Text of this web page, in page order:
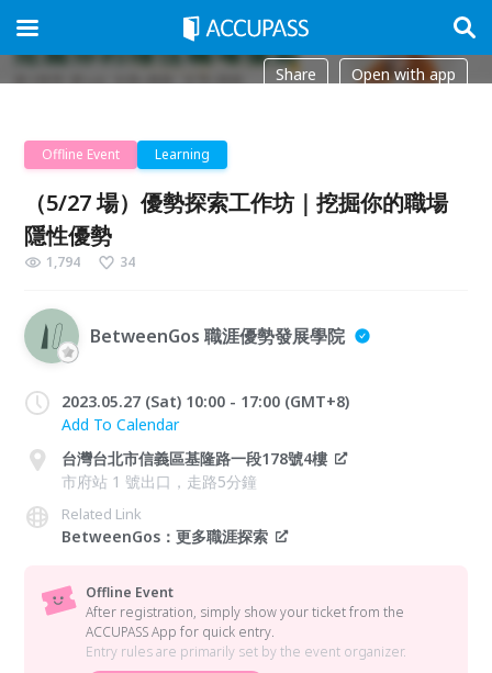
Share Open with app
Offline Event Learning
（5/27 場）優勢探索工作坊｜挖掘你的職場
隱性優勢
1,794 34
BetweenGos 職涯優勢發展學院
2023.05.27 (Sat) 10:00 - 17:00 (GMT+8)
Add To Calendar
台灣台北市信義區基隆路一段178號4樓
市府站 1 號出口，走路5分鐘
Related Link
BetweenGos：更多職涯探索
Offline Event
After registration, simply show your ticket from the
ACCUPASS App for quick entry.
Entry rules are primarily set by the event organizer.